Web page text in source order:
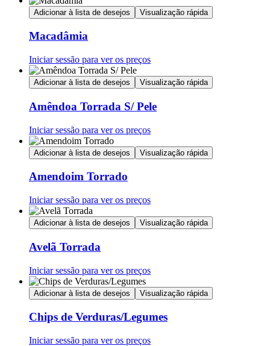
Adicionar à lista de desejos Visualização rápida
Macadâmia
Iniciar sessão para ver os preços
Adicionar à lista de desejos Visualização rápida
Amêndoa Torrada S/ Pele
Iniciar sessão para ver os preços
Adicionar à lista de desejos Visualização rápida
Amendoim Torrado
Iniciar sessão para ver os preços
Adicionar à lista de desejos Visualização rápida
Avelã Torrada
Iniciar sessão para ver os preços
Adicionar à lista de desejos Visualização rápida
Chips de Verduras/Legumes
Iniciar sessão para ver os preços